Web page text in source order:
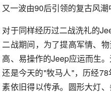
又一波由90后引领的复古风潮
对于同样经历过二战洗礼的
二战期间，为了提高军情、
高、易操作的Jeep应运而生
还是今天的"牧马人"，历经
素依旧得以传承。圆形大灯